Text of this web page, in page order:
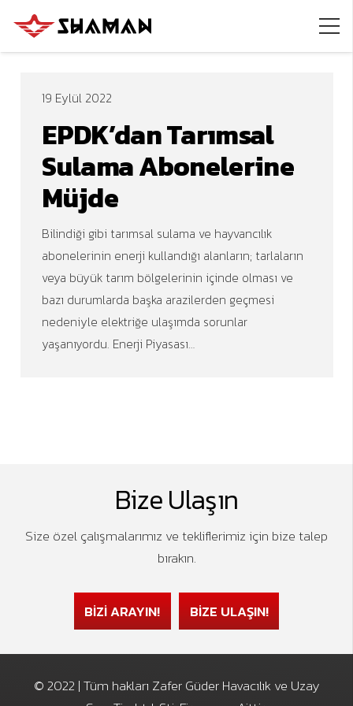
19 Eylül 2022
EPDK’dan Tarımsal
Sulama Abonelerine
Müjde
Bilindiği gibi tarımsal sulama ve hayvancılık
abonelerinin enerji kullandığı alanların; tarlaların
veya büyük tarım bölgelerinin içinde olması ve
bazı durumlarda başka arazilerden geçmesi
nedeniyle elektriğe ulaşımda sorunlar
yaşanıyordu. Enerji Piyasası…
Bize Ulaşın
Size özel çalışmalarımız ve tekliflerimiz için bize talep
bırakın.
BİZİ ARAYIN! BİZE ULAŞIN!
© 2022 | Tüm hakları Zafer Güder Havacılık ve Uzay